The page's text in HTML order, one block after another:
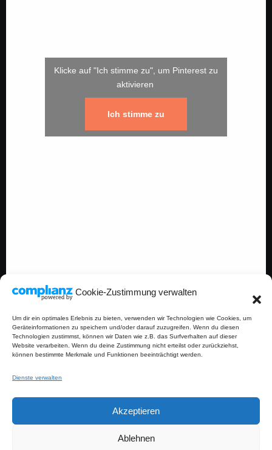
Cookie-Zustimmung verwalten
Um dir ein optimales Erlebnis zu bieten, verwenden wir Technologien wie Cookies, um
Geräteinformationen zu speichern und/oder darauf zuzugreifen. Wenn du diesen
Technologien zustimmst, können wir Daten wie z.B. das Surfverhalten auf dieser
Website verarbeiten. Wenn du deine Zustimmung nicht erteilst oder zurückziehst,
können bestimmte Merkmale und Funktionen beeinträchtigt werden.
Dienste verwalten
Akzeptieren
Ablehnen